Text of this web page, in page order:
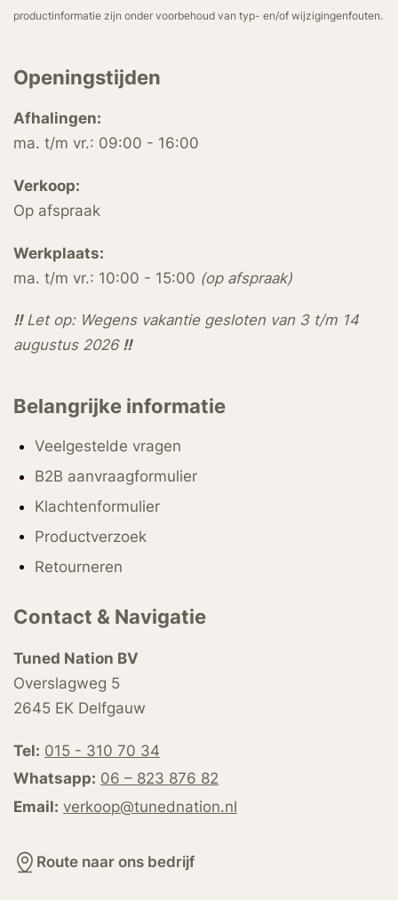
productinformatie zijn onder voorbehoud van typ- en/of wijzigingenfouten.
Openingstijden
Afhalingen:
ma. t/m vr.: 09:00 - 16:00
Verkoop:
Op afspraak
Werkplaats:
ma. t/m vr.: 10:00 - 15:00 (op afspraak)
!!Let op: Wegens vakantie gesloten van 3 t/m 14
augustus 2026 !!
Belangrijke informatie
Veelgestelde vragen
B2B aanvraagformulier
Klachtenformulier
Productverzoek
Retourneren
Contact & Navigatie
Tuned Nation BV
Overslagweg 5
2645 EK Delfgauw
Tel: 015 - 310 70 34
Whatsapp: 06 – 823 876 82
Email: verkoop@tunednation.nl
Route naar ons bedrijf